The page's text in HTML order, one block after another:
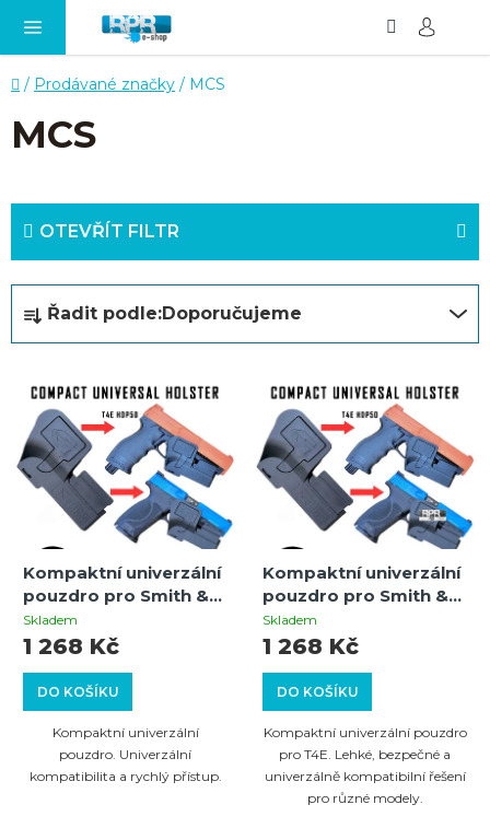
Domů
/ Prodávané značky / MCS
MCS
OTEVŘÍT FILTR
a
n
í
o
d
u
k
Řadit podle:Doporučujeme
p
o
d
Kompaktní univerzální
pouzdro pro Smith &
Wesson, Glock,
Walther a další pistole
Opaskový klip
Skladem
DO KOŠÍKU
1 268 Kč
Kompaktní univerzální
pouzdro. Univerzální
kompatibilita a rychlý přístup.
Kompaktní univerzální
pouzdro pro Smith &
Wesson, Glock,
Walther a další pistole
Skladem
DO KOŠÍKU
1 268 Kč
Kompaktní univerzální pouzdro
pro T4E. Lehké, bezpečné a
univerzálně kompatibilní řešení
pro různé modely.